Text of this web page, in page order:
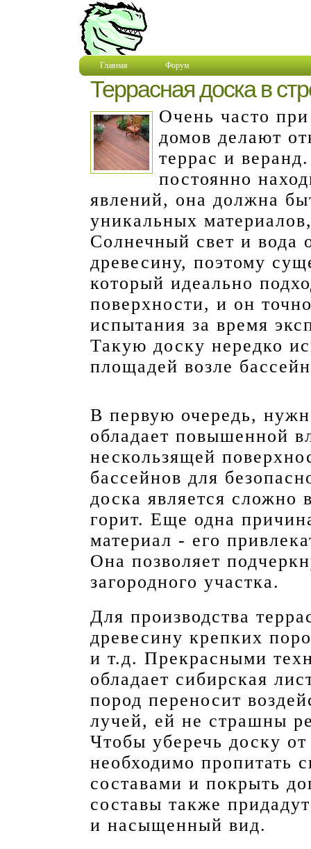
Главная Форум
Террасная доска в
Очень часто при
домов делают
террас и
постоянно
явлений, она должна
уникальных
Солнечный свет и вода
древесину, поэтому
который идеально
поверхности, и он
испытания за время
Такую доску нередко
площадей возле
В первую очередь,
обладает повышенной
нескользящей
бассейнов для
доска является сложно
горит. Еще одна
материал - его
Она позволяет
загородного участка.
Для производства
древесину крепких
и т.д. Прекрасными
обладает сибирская
пород переносит
лучей, ей не страшны
Чтобы уберечь доску
необходимо пропитать
составами и покрыть
составы также
и насыщенный вид.